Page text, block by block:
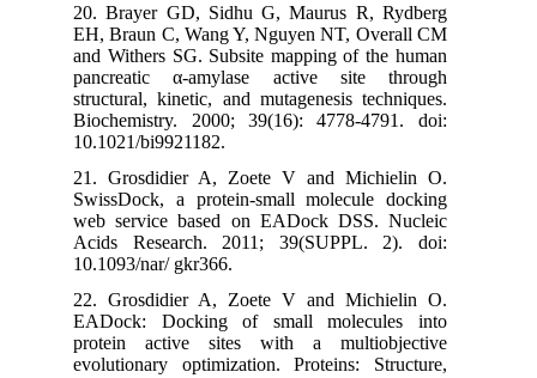
20. Brayer GD, Sidhu G, Maurus R, Rydberg
EH, Braun C, Wang Y, Nguyen NT, Overall CM
and Withers SG. Subsite mapping of the human
pancreatic α-amylase active site through
structural, kinetic, and mutagenesis techniques.
Biochemistry. 2000; 39(16): 4778-4791. doi:
10.1021/bi9921182.
21. Grosdidier A, Zoete V and Michielin O.
SwissDock, a protein-small molecule docking
web service based on EADock DSS. Nucleic
Acids Research. 2011; 39(SUPPL. 2). doi:
10.1093/nar/ gkr366.
22. Grosdidier A, Zoete V and Michielin O.
EADock: Docking of small molecules into
protein active sites with a multiobjective
evolutionary optimization. Proteins: Structure,